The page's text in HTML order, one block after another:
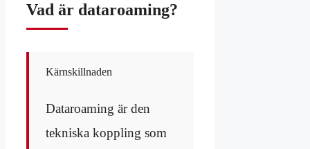
Vad är dataroaming?
Kärnskillnaden
Dataroaming är den
tekniska koppling som